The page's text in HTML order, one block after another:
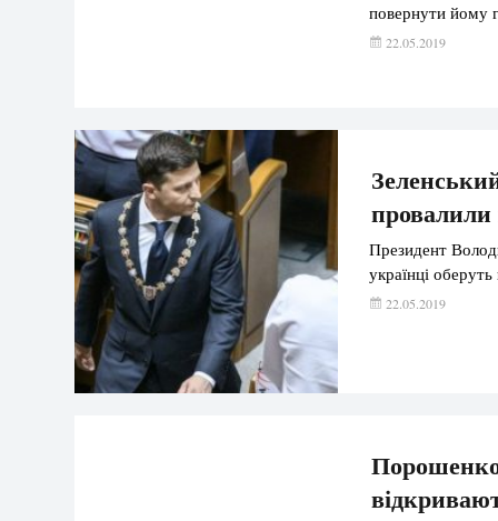
повернути йому
22.05.2019
провалили
Президент
українці
22.05.2019